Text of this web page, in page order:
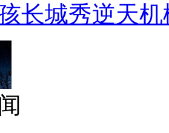
长城秀逆天机